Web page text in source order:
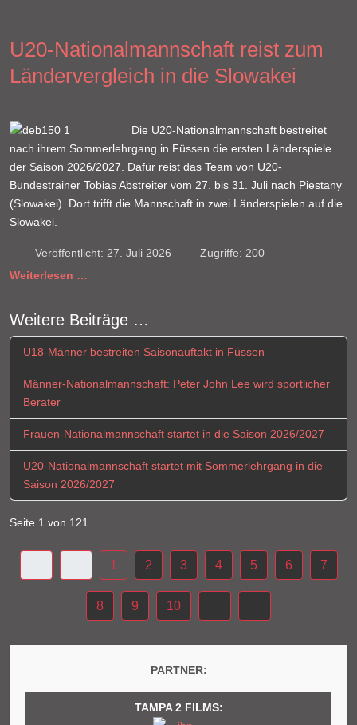
U20-Nationalmannschaft reist zum
Ländervergleich in die Slowakei
Die U20-Nationalmannschaft bestreitet
nach ihrem Sommerlehrgang in Füssen die ersten Länderspiele
der Saison 2026/2027. Dafür reist das Team von U20-
Bundestrainer Tobias Abstreiter vom 27. bis 31. Juli nach Piestany
(Slowakei). Dort trifft die Mannschaft in zwei Länderspielen auf die
Slowakei.
Veröffentlicht: 27. Juli 2026
Zugriffe: 200
Weiterlesen …
Weitere Beiträge …
U18-Männer bestreiten Saisonauftakt in Füssen
Männer-Nationalmannschaft: Peter John Lee wird sportlicher
Berater
Frauen-Nationalmannschaft startet in die Saison 2026/2027
U20-Nationalmannschaft startet mit Sommerlehrgang in die
Saison 2026/2027
Seite 1 von 121
1 2 3 4 5 6 7
8 9 10
PARTNER:
TAMPA 2 FILMS: